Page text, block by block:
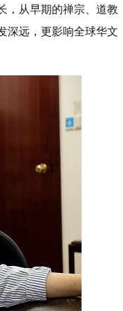
，从早期的禅宗、道教
深远，更影响全球华文